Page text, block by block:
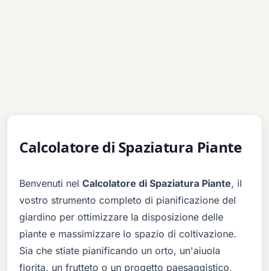
Calcolatore di Spaziatura Piante
Benvenuti nelCalcolatore di Spaziatura Piante, il
vostro strumento completo di pianificazione del
giardino per ottimizzare la disposizione delle
piante e massimizzare lo spazio di coltivazione.
Sia che stiate pianificando un orto, un'aiuola
fiorita, un frutteto o un progetto paesaggistico,